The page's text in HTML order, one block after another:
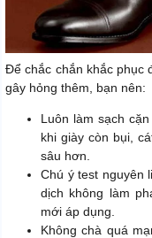
Để chắc chắn khắc phục
gây hỏng thêm, bạn nên:
Luôn làm sạch
khi giày còn bụi,
sâu hơn.
Chú ý test nguyên
dịch không làm
mới áp dụng.
Không chà quá